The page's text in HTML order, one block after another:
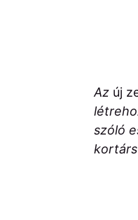
Az új
szóló